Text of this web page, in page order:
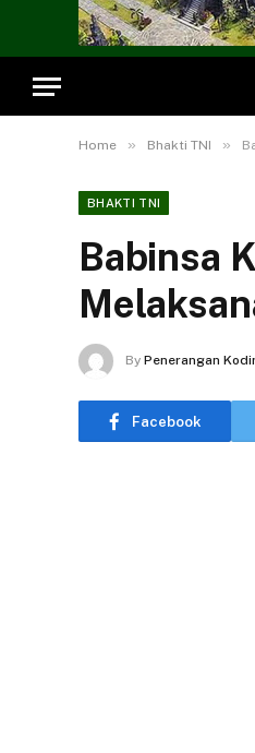
Home » Bhakti TNI »
BHAKTI TNI
Babinsa
By Penerangan
Facebook